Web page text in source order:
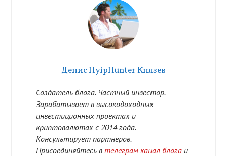
Денис HyipHunter Князев
Создатель блога. Частный инвестор.
Зарабатывает в высокодоходных
инвестиционных проектах и
криптовалютах с 2014 года.
Консультирует партнеров.
Присоединяйтесь втелеграм канал блога и